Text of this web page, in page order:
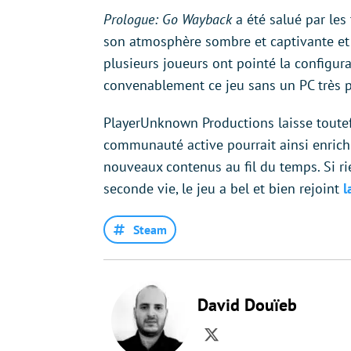
Prologue: Go Waybacka été salué par les
son atmosphère sombre et captivante
plusieurs joueurs ont pointé la
convenablement ce jeu sans un PC très
PlayerUnknown Productions laisse
communauté active pourrait ainsi
nouveaux contenus au fil du temps. Si
seconde vie, le jeu a bel et bien rejoint
Steam
David Douïeb
Twitter